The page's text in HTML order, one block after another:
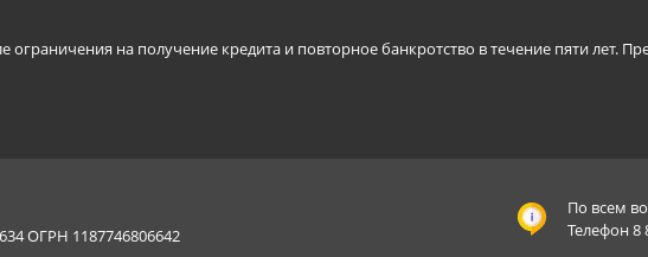
ограничения на получение кредита и повторное банкротство в течение пяти лет.
По всем
Телефон 8
ОГРН 1187746806642